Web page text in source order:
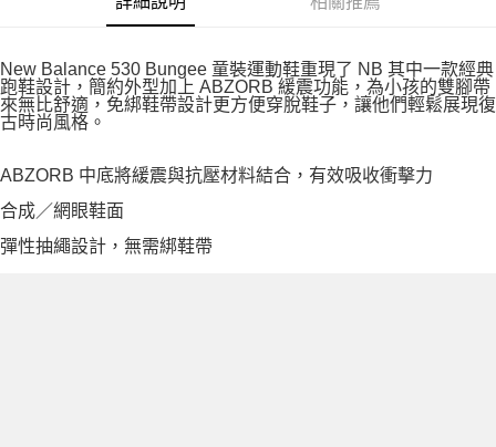
New Balance 530 Bungee 童裝運動鞋重現了 NB 其中一款經典
跑鞋設計，簡約外型加上 ABZORB 緩震功能，為小孩的雙腳帶
來無比舒適，免綁鞋帶設計更方便穿脫鞋子，讓他們輕鬆展現復
古時尚風格。
ABZORB 中底將緩震與抗壓材料結合，有效吸收衝擊力
合成／網眼鞋面
彈性抽繩設計，無需綁鞋帶